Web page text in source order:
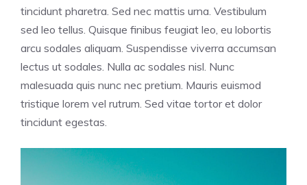
tincidunt pharetra. Sed nec mattis urna. Vestibulum
sed leo tellus. Quisque finibus feugiat leo, eu lobortis
arcu sodales aliquam. Suspendisse viverra accumsan
lectus ut sodales. Nulla ac sodales nisl. Nunc
malesuada quis nunc nec pretium. Mauris euismod
tristique lorem vel rutrum. Sed vitae tortor et dolor
tincidunt egestas.